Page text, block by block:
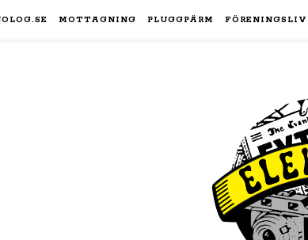
MOTTAGNING PLUGGPÄRM FÖRENINGSLIV